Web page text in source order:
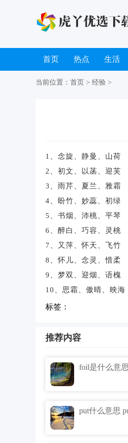
首页 热点 生活
当前位置： 首页 > 经验 >
1、念旋、静曼、山荷
2、初文、以菡、迎芙
3、雨芹、夏兰、雅霜
4、盼竹、妙蕊、初绿
5、书烟、沛桃、平琴
6、醉白、巧容、灵桃
7、又萍、怀天、飞竹
8、怀儿、念灵、惜柔
9、梦双、迎烟、语槐
10、思霜、傲晴、映海
标签：
推荐内容
foil是什么意
put什么意思